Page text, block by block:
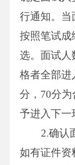
行通知。当
按照笔试成
选。面试人
格者全部进
分， 70分为
予进入下一
2.确认
如有证件资